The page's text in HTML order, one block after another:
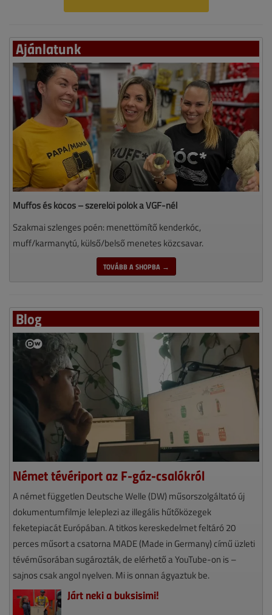
Ajánlatunk
Muffos és kócos – szerelői pólók a VGF-nél
Szakmai szlenges poén: menettömítő kenderkóc,
muff/karmanytú, külső/belső menetes közcsavar.
TOVÁBB A SHOPBA →
Blog
Német tévériport az F-gáz-csalókról
A német független Deutsche Welle (DW) műsorszolgáltató új
dokumentumfilmje leleplezi az illegális hűtőközegek
feketepiacát Európában. A titkos kereskedelmet feltáró 20
perces műsort a csatorna MADE (Made in Germany) című üzleti
tévéműsorában sugározták, de elérhető a YouTube-on is –
sajnos csak angol nyelven. Mi is onnan ágyaztuk be.
Járt neki a buksisimi!